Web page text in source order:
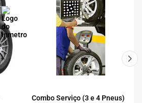
Combo Serviço (3 e 4 Pneus)